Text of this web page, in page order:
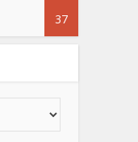
37